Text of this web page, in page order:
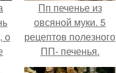
о
Пп печенье из
овсяной муки. 5
рецептов полезного
ПП- печенья.